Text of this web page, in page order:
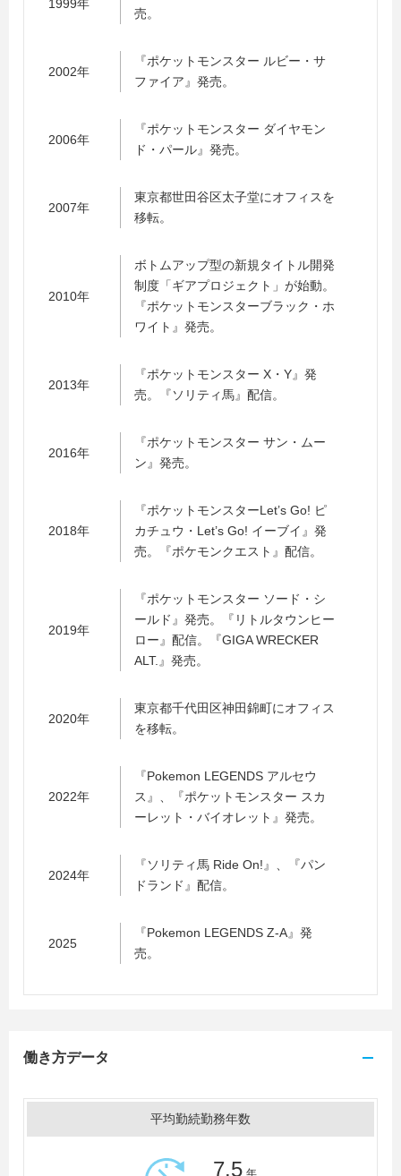
1999年
売。
2002年
『ポケットモンスター ルビー・サ
ファイア』発売。
2006年
『ポケットモンスター ダイヤモン
ド・パール』発売。
2007年
東京都世田谷区太子堂にオフィスを
移転。
2010年
ボトムアップ型の新規タイトル開発
制度「ギアプロジェクト」が始動。
『ポケットモンスターブラック・ホ
ワイト』発売。
2013年
『ポケットモンスター X・Y』発
売。『ソリティ馬』配信。
2016年
『ポケットモンスター サン・ムー
ン』発売。
2018年
『ポケットモンスターLet’s Go! ピ
カチュウ・Let’s Go! イーブイ』発
売。『ポケモンクエスト』配信。
2019年
『ポケットモンスター ソード・シ
ールド』発売。『リトルタウンヒー
ロー』配信。『GIGA WRECKER
ALT.』発売。
2020年
東京都千代田区神田錦町にオフィス
を移転。
2022年
『Pokemon LEGENDS アルセウ
ス』、『ポケットモンスター スカ
ーレット・バイオレット』発売。
2024年
『ソリティ馬 Ride On!』、『パン
ドランド』配信。
2025
『Pokemon LEGENDS Z-A』発
売。
働き方データ
平均勤続勤務年数
7.5 年